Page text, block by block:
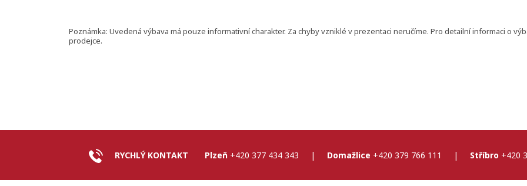
Poznámka: Uvedená výbava má pouze informativní charakter. Za chyby vzniklé v prezentaci neručíme. Pro detailní informaci o
prodejce.
RYCHLÝ KONTAKT Plzeň +420 377 434 343 | Domažlice +420 379 766 111 | Stříbro +420